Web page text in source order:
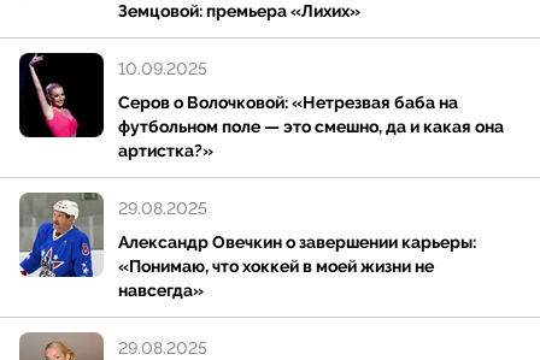
Сведения об академическом образовании Амирана
Сардарова ограничены. В интервью он
неоднократно заявлял, что получил лишь
начальное формальное образование и окончил
несколько классов церковной школы. Основная
часть обучения проходила в формате домашнего
образования. Данных о поступлении или окончании
высших учебных заведений в открытых и
проверяемых источниках не зафиксировано. Сам
Сардаров подчеркивал, что сделал ставку на
самообразование, практический опыт и
предпринимательские навыки.
Земцовой: премьера «Лихих»
Серов о Волочковой: «Нетрезвая баба на
футбольном поле — это смешно, да и какая она
артистка?»
10.09.2025
Александр Овечкин о завершении карьеры:
«Понимаю, что хоккей в моей жизни не
навсегда»
29.08.2025
29.08.2025